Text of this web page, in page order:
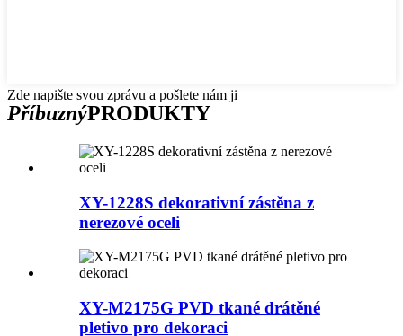
Zde napište svou zprávu a pošlete nám ji
PříbuznýPRODUKTY
XY-1228S dekorativní zástěna z
nerezové oceli
XY-M2175G PVD tkané drátěné
pletivo pro dekoraci